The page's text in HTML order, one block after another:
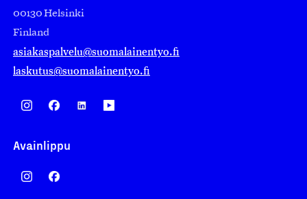
00130 Helsinki
Finland
asiakaspalvelu@suomalainentyo.fi
laskutus@suomalainentyo.fi
Avainlippu